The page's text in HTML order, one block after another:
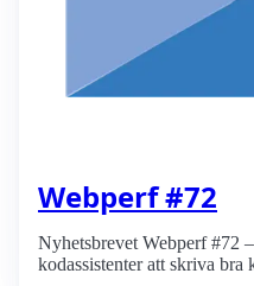
Webperf #72
Nyhetsbrevet Webperf #72
kodassistenter att skriva